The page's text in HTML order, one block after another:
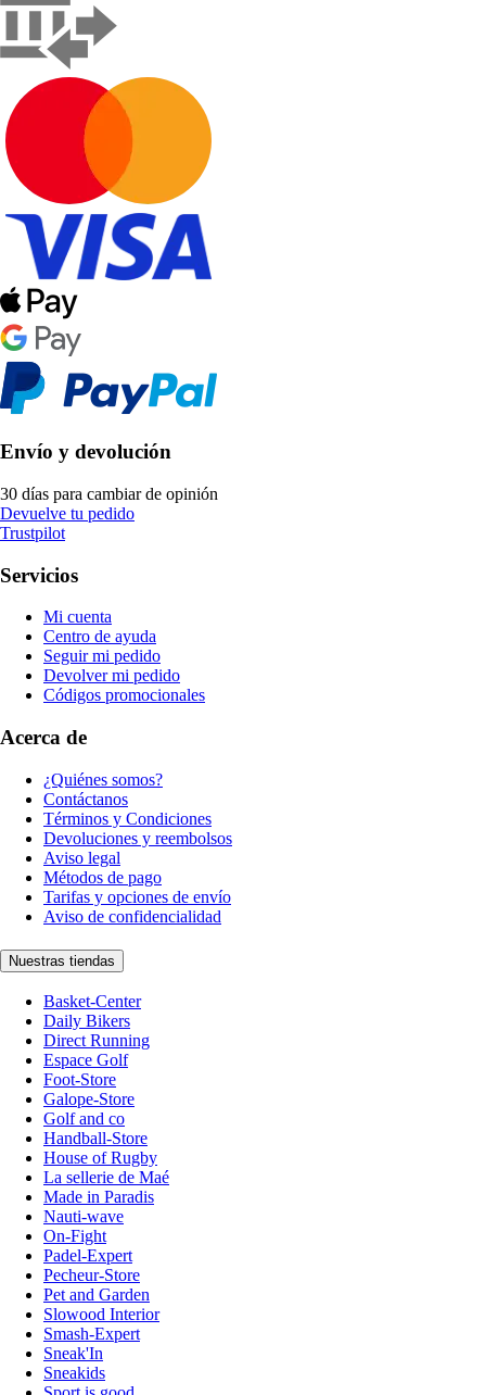
Envío y devolución
30 días para cambiar de opinión
Devuelve tu pedido
Trustpilot
Servicios
Mi cuenta
Centro de ayuda
Seguir mi pedido
Devolver mi pedido
Códigos promocionales
Acerca de
¿Quiénes somos?
Contáctanos
Términos y Condiciones
Devoluciones y reembolsos
Aviso legal
Métodos de pago
Tarifas y opciones de envío
Aviso de confidencialidad
Nuestras tiendas
Basket-Center
Daily Bikers
Direct Running
Espace Golf
Foot-Store
Galope-Store
Golf and co
Handball-Store
House of Rugby
La sellerie de Maé
Made in Paradis
Nauti-wave
On-Fight
Padel-Expert
Pecheur-Store
Pet and Garden
Slowood Interior
Smash-Expert
Sneak'In
Sneakids